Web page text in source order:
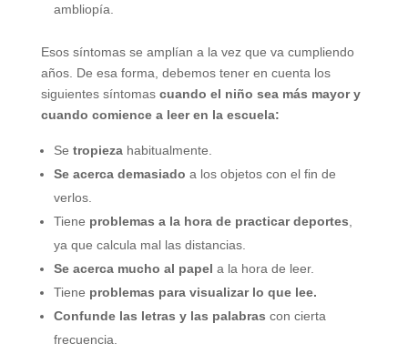
ambliopía.
Esos síntomas se amplían a la vez que va cumpliendo
años. De esa forma, debemos tener en cuenta los
siguientes síntomas cuando el niño sea más mayor y
cuando comience a leer en la escuela:
Se tropieza habitualmente.
Se acerca demasiado a los objetos con el fin de
verlos.
Tiene problemas a la hora de practicar deportes
ya que calcula mal las distancias.
Se acerca mucho al papel a la hora de leer.
Tiene problemas para visualizar lo que lee.
Confunde las letras y las palabras con cierta
frecuencia.